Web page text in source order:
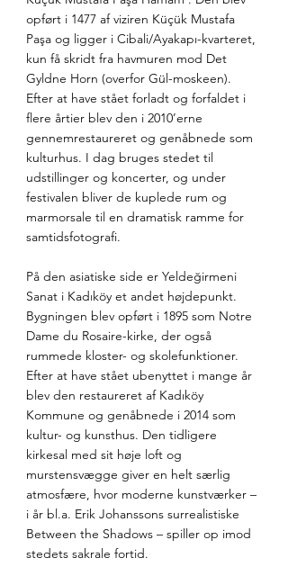
opført i 1477 af viziren Küçük Mustafa
Paşa og ligger i Cibali/Ayakapı-kvarteret,
kun få skridt fra havmuren mod Det
Gyldne Horn (overfor Gül-moskeen).
Efter at have stået forladt og forfaldet i
flere årtier blev den i 2010’erne
gennemrestaureret og genåbnede som
kulturhus. I dag bruges stedet til
udstillinger og koncerter, og under
festivalen bliver de kuplede rum og
marmorsale til en dramatisk ramme for
samtidsfotografi.
På den asiatiske side er Yeldeğirmeni
Sanat i Kadıköy et andet højdepunkt.
Bygningen blev opført i 1895 som Notre
Dame du Rosaire-kirke, der også
rummede kloster- og skolefunktioner.
Efter at have stået ubenyttet i mange år
blev den restaureret af Kadıköy
Kommune og genåbnede i 2014 som
kultur- og kunsthus. Den tidligere
kirkesal med sit høje loft og
murstensvægge giver en helt særlig
atmosfære, hvor moderne kunstværker –
i år bl.a. Erik Johanssons surrealistiske
Between the Shadows – spiller op imod
stedets sakrale fortid.